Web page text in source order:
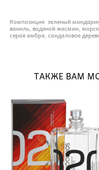
Композиция: зеленый
ваниль, водяной жасмин,
серая амбра, сандаловое
ТАКЖЕ ВАМ